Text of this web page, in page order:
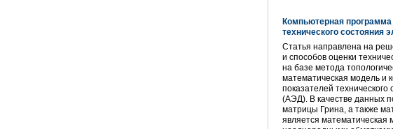
Компьютерная
технического состояния
Статья направлена на
и способов оценки
на базе метода
математическая модель и
показателей
(АЭД). В качестве данных
матрицы Грина, а также
является